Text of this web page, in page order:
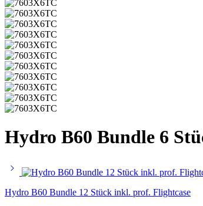
Hydro B60 Bundle 6
Hydro B60 Bundle 12 Stück inkl. prof. Flightcase